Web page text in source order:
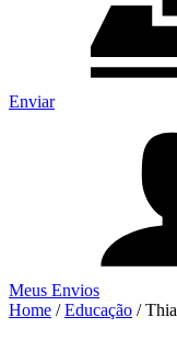
Enviar
Meus Envios
Home / Educação /